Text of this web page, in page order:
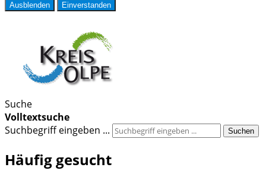
Ausblenden Einverstanden
Suche
Volltextsuche
Suchbegriff eingeben ...
Suchen
Häufig gesucht